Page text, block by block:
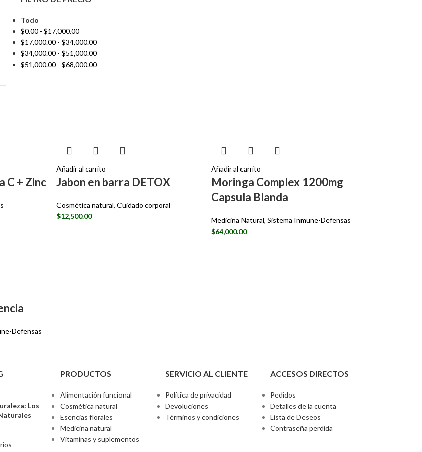
Todo
$0.00- $17,000.00
$17,000.00- $34,000.00
$34,000.00- $51,000.00
$51,000.00- $68,000.00
C + Zinc
Añadir al carrito
Jabon en barra DETOX
Cosmética natural,Cuidado corporal
$12,500.00
Añadir al carrito
Moringa Complex 1200mg
Capsula Blanda
Medicina Natural, Sistema Inmune-Defensas
$64,000.00
Defensas
Los
PRODUCTOS
Alimentación funcional
Cosmética natural
Esencias florales
Medicina natural
Vitaminas y suplementos
SERVICIO AL CLIENTE
Política de privacidad
Devoluciones
Términos y condiciones
ACCESOS DIRECTOS
Pedidos
Detalles de la cuenta
Lista de Deseos
Contraseña perdida